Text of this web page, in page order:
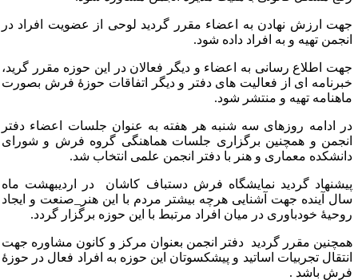
ارزش نهادن به اعضاء مقرر گردید لوحی از عضویت افراد در
تهیه و به افراد داده شود.
اطلاع رسانی به اعضاء و دیگر فعالان در این حوزه مقرر گرید،
ای از فعالیت های دفتر و دیگر اتفاقات حوزۀ فرش بصورت
تهیه و منتشر شود.
ادامه روزهای سه شنبه هر هفته به عنوان جلسات اعضاء دفتر
و همچنین برگزاری جلسات هماهنگی گروه فرش و شورای
معماری و هنر با دفتر انجمن علمی انتخاب شد.
گردید نمایشگاه فرش دستباف کاشان در اردیبهشت ماه
آینده جهت آشنایی هرچه بیشتر مردم با این هنر_صنعت و ایجاد
خودباوری در میان افراد مرتبط با این حوزه برگزار گردد.
مقرر گردید دفتر انجمن بعنوان مرکز و کانون مشاوره جهت
تجربیات اساتید و پیشکسوتان این حوزه به افراد فعال در حوزۀ
باشد .